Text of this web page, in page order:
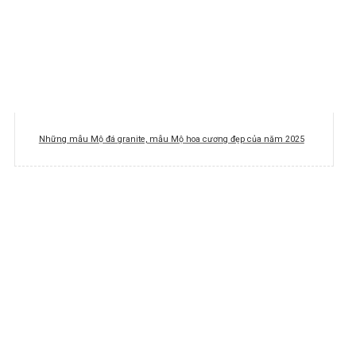
Những mẫu Mộ đá granite, mẫu Mộ hoa cương đẹp của năm 2025